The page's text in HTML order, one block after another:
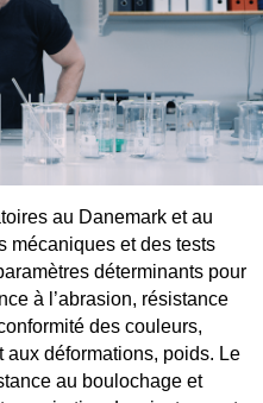
au Danemark et au
mécaniques et des tests
déterminants pour
à l’abrasion, résistance
des couleurs,
aux déformations, poids. Le
au boulochage et